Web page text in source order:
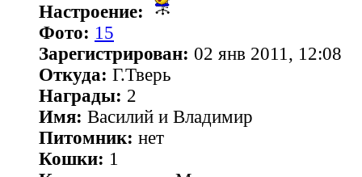
Настроение:
Фото: 15
Зарегистрирован: 02 янв 2011, 12:08
Откуда: Г.Тверь
Награды: 2
Имя: Василий и Владимир
Питомник: нет
Кошки: 1